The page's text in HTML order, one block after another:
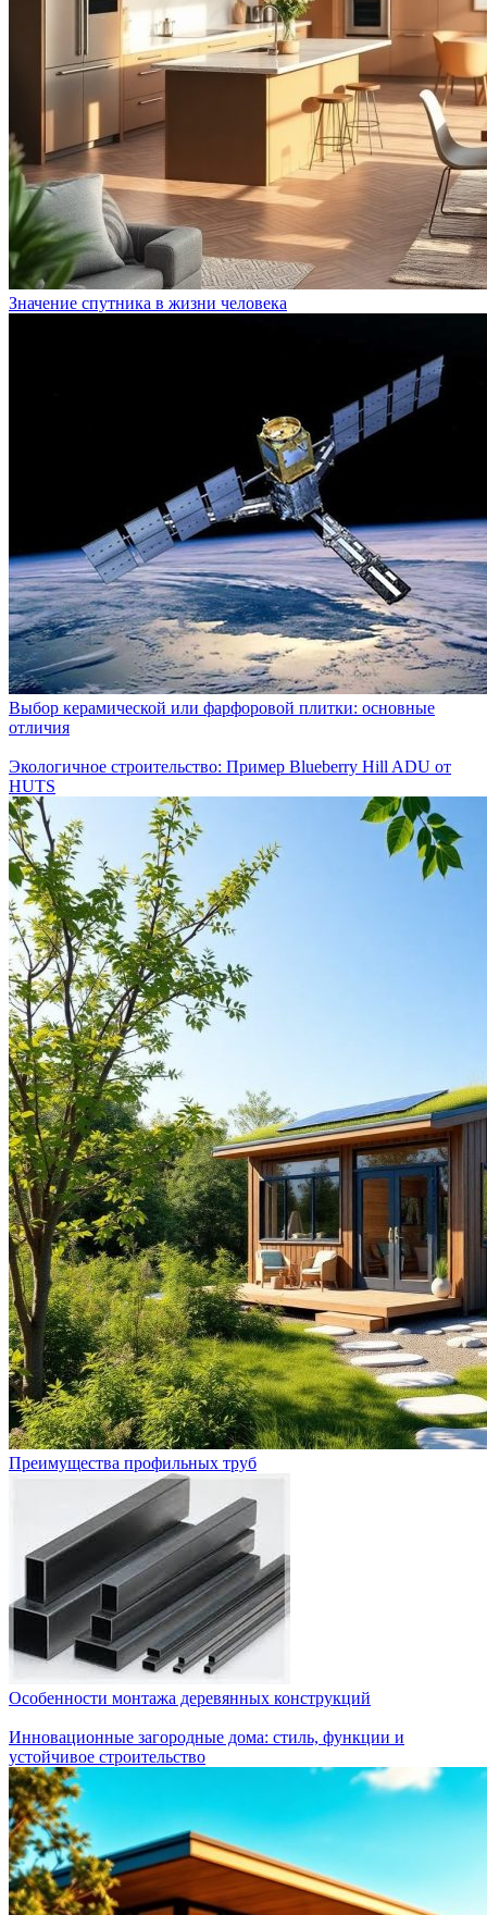
Значение спутника в жизни человека
Выбор керамической или фарфоровой плитки: основные
отличия
Экологичное строительство: Пример Blueberry Hill ADU от
HUTS
Преимущества профильных труб
Особенности монтажа деревянных конструкций
Инновационные загородные дома: стиль, функции и
устойчивое строительство